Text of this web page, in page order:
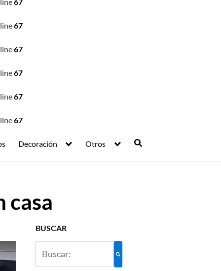
67
67
67
67
67
Decoración Otros
casa
BUSCAR